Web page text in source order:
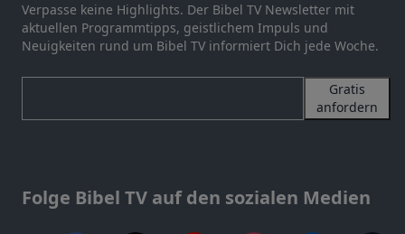
Verpasse keine Highlights. Der Bibel TV Newsletter mit
aktuellen Programmtipps, geistlichem Impuls und
Neuigkeiten rund um Bibel TV informiert Dich jede Woche.
Gratis
anfordern
Folge Bibel TV auf den sozialen Medien